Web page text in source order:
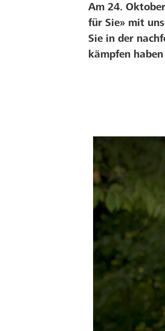
Am 24.
für Sie» mit
Sie in der
kämpfen